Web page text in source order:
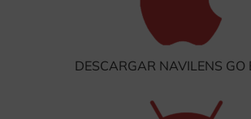
DESCARGAR NAVILENS GO